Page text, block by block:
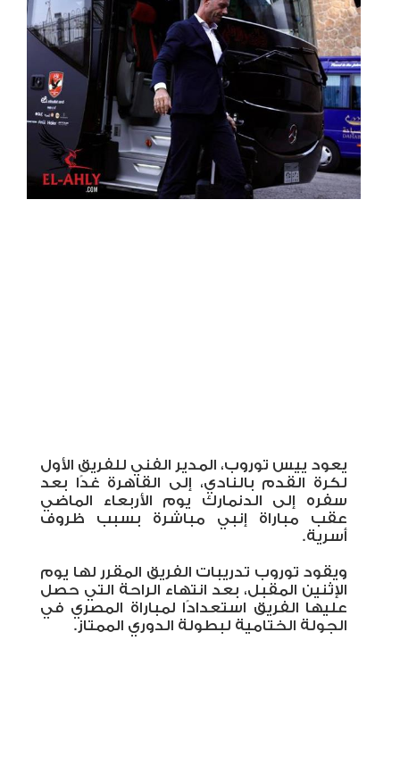
يعود ييس توروب، المدير الفني للفريق الأول
لكرة القدم بالنادي، إلى القاهرة غدًا بعد
سفره إلى الدنمارك يوم الأربعاء الماضي
عقب مباراة إنبي مباشرة بسبب ظروف
أسرية.
ويقود توروب تدريبات الفريق المقرر لها يوم
الإثنين المقبل، بعد انتهاء الراحة التي حصل
عليها الفريق استعدادًا لمباراة المصري في
الجولة الختامية لبطولة الدوري الممتاز .